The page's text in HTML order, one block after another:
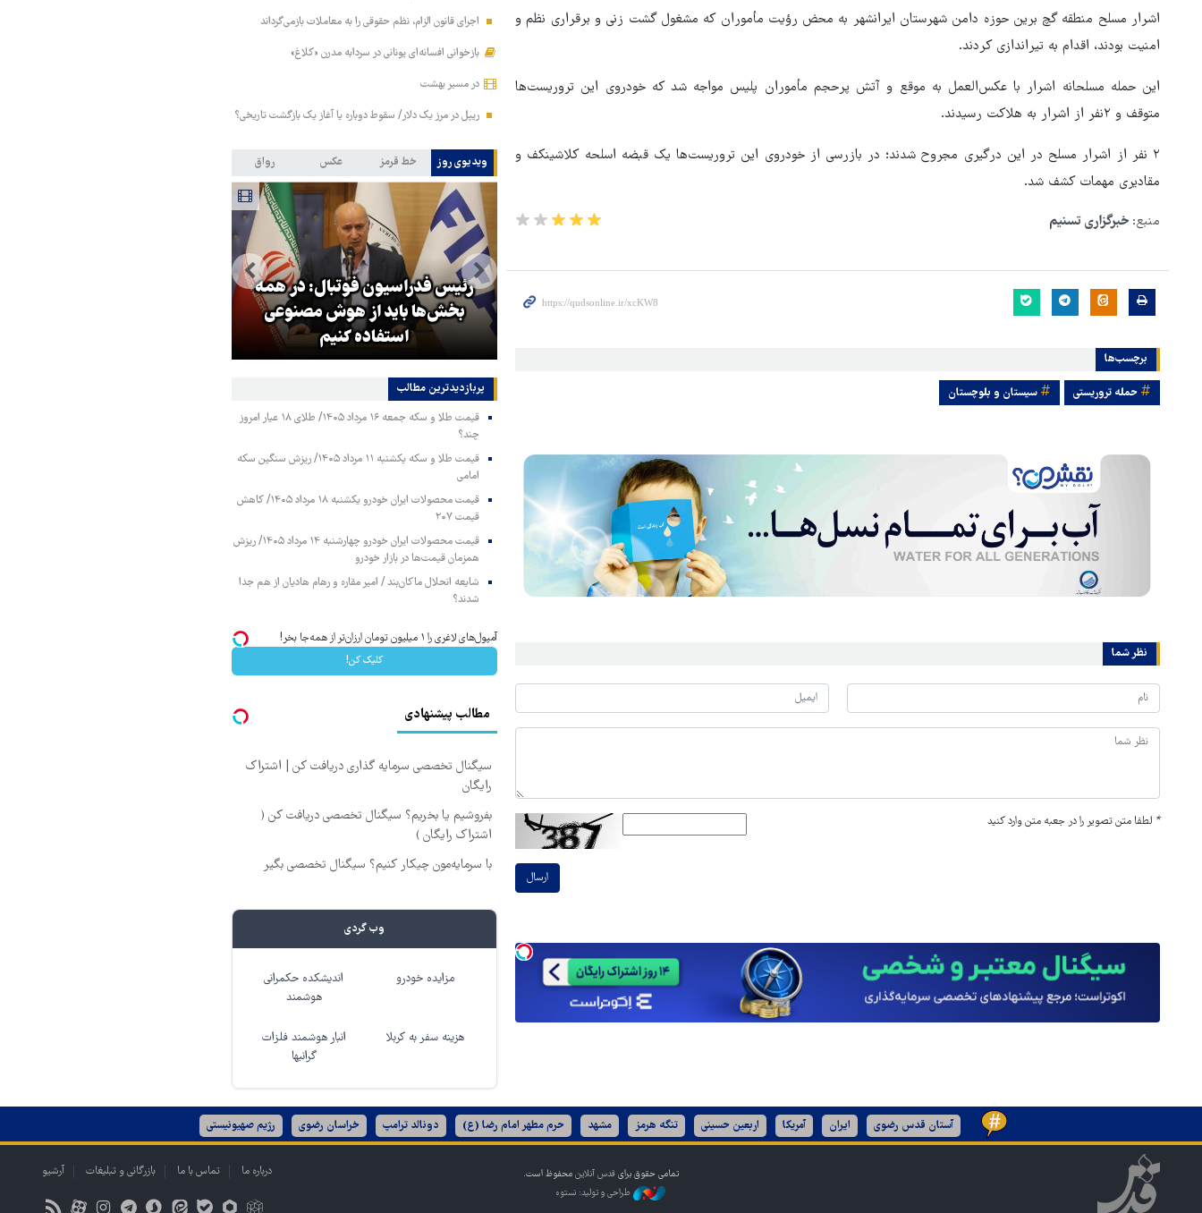
اشرار مسلح منطقه گچ برین حوزه دامن شهرستان ایرانشهر به محض رؤیت مأموران که مشغول گشت زنی و برقراری نظم و
امنیت بودند، اقدام به تیراندازی کردند.
این حمله مسلحانه اشرار با عکس‌العمل به موقع و آتش پرحجم مأموران پلیس مواجه شد که خودروی این تروریست‌ها
متوقف و ۲نفر از اشرار به هلاکت رسیدند.
۲ نفر ‌از اشرار مسلح در این درگیری ‌مجروح شدند؛ ‌در بازرسی از خودروی این تروریست‌ها یک قبضه اسلحه کلاشینکف و
مقادیری مهمات کشف شد.
منبع: خبرگزاری تسنیم
برچسب‌ها
حمله تروریستی سیستان و بلوچستان
نظر شما
* لطفا متن تصویر را در جعبه متن وارد کنید
ارسال
اجرای قانون الزام، نظم حقوقی را به معاملات بازمی‌گرداند
بازخوانی افسانه‌ای یونانی در سردابه مدرن «کلاغ»
در مسیر بهشت
ریپل در مرز یک دلار/ سقوط دوباره یا آغاز یک بازگشت تاریخی؟
ویدیوی روز خط قرمز عکس رواق
فوتبال: در همه
از هوش مصنوعی
زلزله در موساد با شکست پروژه
رئیس فدراسیون فوتبال: در همه
بخش‌ها باید از هوش مصنوعی
استفاده کنیم
پربازدیدترین‌ مطالب
قیمت طلا و سکه جمعه ۱۶ مرداد ۱۴۰۵/ طلای ۱۸ عیار امروز
چند؟
قیمت طلا و سکه یکشنبه ۱۱ مرداد ۱۴۰۵/ ریزش سنگین سکه
امامی
قیمت محصولات ایران خودرو یکشنبه ۱۸ مرداد ۱۴۰۵/ کاهش
قیمت ۲۰۷
قیمت محصولات ایران خودرو چهارشنبه ۱۴ مرداد ۱۴۰۵/ ریزش
همزمان قیمت‌ها در بازار خودرو
شایعه انحلال ماکان‌بند / امیر مقاره و رهام هادیان از هم جدا
شدند؟
آمپول‌های لاغری را ۱ میلیون تومان ارزان‌تر از همه‌جا بخر!
کلیک کن!
مطالب پیشنهادی
سیگنال تخصصی سرمایه گذاری دریافت کن | اشتراک
رایگان
بفروشیم یا بخریم؟ سیگنال تخصصی دریافت کن (
اشتراک رایگان )
با سرمایه‌مون چیکار کنیم؟ سیگنال تخصصی بگیر
وب گردی
مزایده خودرو
اندیشکده حکمرانی
هوشمند
هزینه سفر به کربلا
انبار هوشمند فلزات
گرانبها
آستان قدس رضوی ایران آمریکا اربعین حسینی تنگه هرمز مشهد حرم مطهر امام رضا (ع) دونالد ترامپ خراسان رضوی رژیم صهیونیستی
تمامی حقوق برای قدس آنلاین محفوظ است.
طراحی و تولید: نستوه
درباره ما تماس با ما بازرگانی و تبلیغات آرشیو